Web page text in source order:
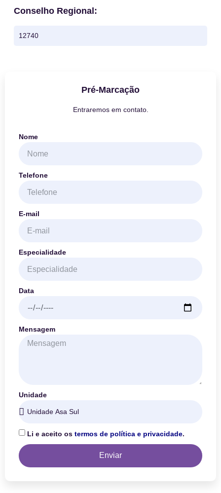
Conselho Regional:
12740
Pré-Marcação
Entraremos em contato.
Nome
Telefone
E-mail
Especialidade
Data
Mensagem
Unidade
Li e aceito os termos de política e privacidade.
Enviar